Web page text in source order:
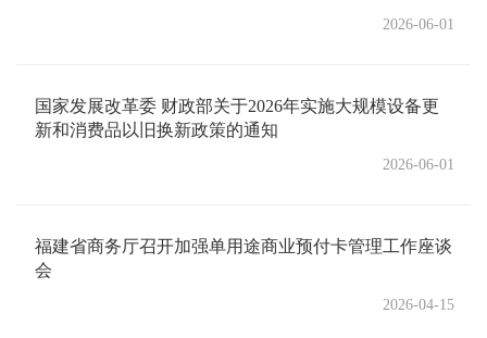
2026-06-01
国家发展改革委 财政部关于2026年实施大规模设备更
新和消费品以旧换新政策的通知
2026-06-01
福建省商务厅召开加强单用途商业预付卡管理工作座谈
会
2026-04-15